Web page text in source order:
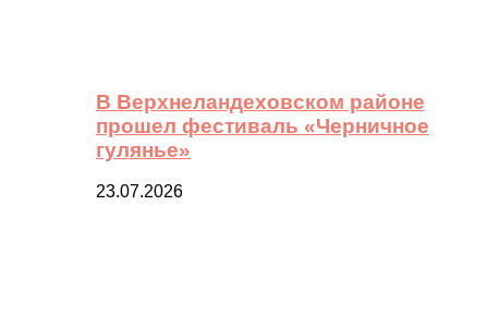
В Верхнеландеховском районе
прошел фестиваль «Черничное
гулянье»
23.07.2026